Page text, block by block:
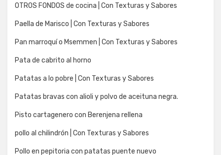
OTROS FONDOS de cocina | Con Texturas y Sabores
Paella de Marisco | Con Texturas y Sabores
Pan marroquí o Msemmen | Con Texturas y Sabores
Pata de cabrito al horno
Patatas a lo pobre | Con Texturas y Sabores
Patatas bravas con alioli y polvo de aceituna negra.
Pisto cartagenero con Berenjena rellena
pollo al chilindrón | Con Texturas y Sabores
Pollo en pepitoria con patatas puente nuevo